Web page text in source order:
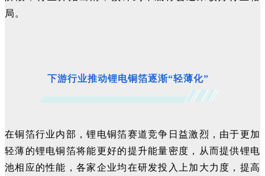
局。
下游行业推动锂电铜箔逐渐“轻薄化”
在铜箔行业内部，锂电铜箔赛道竞争日益激烈，由于更加
轻薄的锂电铜箔将能更好的提升能量密度，从而提供锂电
池相应的性能，各家企业均在研发投入上加大力度，提高